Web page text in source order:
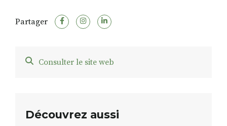
Partager
Consulter le site web
Découvrez aussi